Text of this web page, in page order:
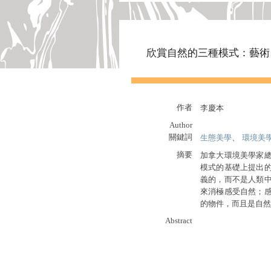
欣賞自然的三種模式：藝
作者
李慶本
Author
關鍵詞
生態美學、 環境美
摘要
加拿大環境美學家
模式的基礎上提出
義的，而不是人類
來消極感受自然；
的物件，而且是自
Abstract